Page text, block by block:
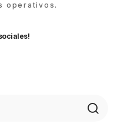
operativos.